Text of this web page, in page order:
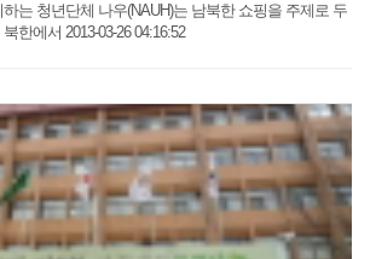
하는 청년단체 나우(NAUH)는 남북한 쇼핑을 주제로 두
한에서 2013-03-26 04:16:52